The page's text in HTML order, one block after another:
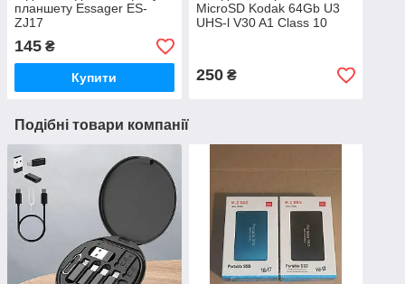
планшету Essager ES-
ZJ17
145 ₴
Купити
MicroSD Kodak 64Gb U3
UHS-l V30 A1 Class 10
250₴
Подібні товари компанії